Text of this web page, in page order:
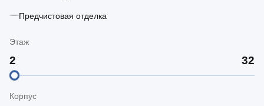
Предчистовая отделка
Этаж
Корпус